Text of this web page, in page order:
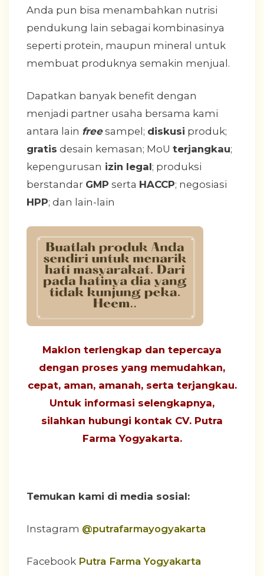
Anda pun bisa menambahkan nutrisi
pendukung lain sebagai kombinasinya
seperti protein, maupun mineral untuk
membuat produknya semakin menjual.
Dapatkan banyak benefit dengan
menjadi partner usaha bersama kami
antara lain freesampel; diskusi produk;
gratis desain kemasan; MoU terjangkau;
kepengurusan izin legal; produksi
berstandar GMP serta HACCP; negosiasi
HPP; dan lain-lain
Maklon terlengkap dan tepercaya
dengan proses yang memudahkan,
cepat, aman, amanah, serta terjangkau.
Untuk informasi selengkapnya,
silahkan hubungi kontak CV. Putra
Farma Yogyakarta.
Temukan kami di media sosial:
Instagram @putrafarmayogyakarta
Facebook Putra Farma Yogyakarta